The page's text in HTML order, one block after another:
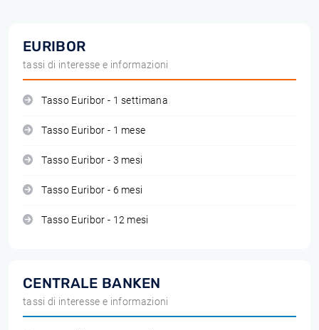
EURIBOR
tassi di interesse e informazioni
Tasso Euribor - 1 settimana
Tasso Euribor - 1 mese
Tasso Euribor - 3 mesi
Tasso Euribor - 6 mesi
Tasso Euribor - 12 mesi
CENTRALE BANKEN
tassi di interesse e informazioni